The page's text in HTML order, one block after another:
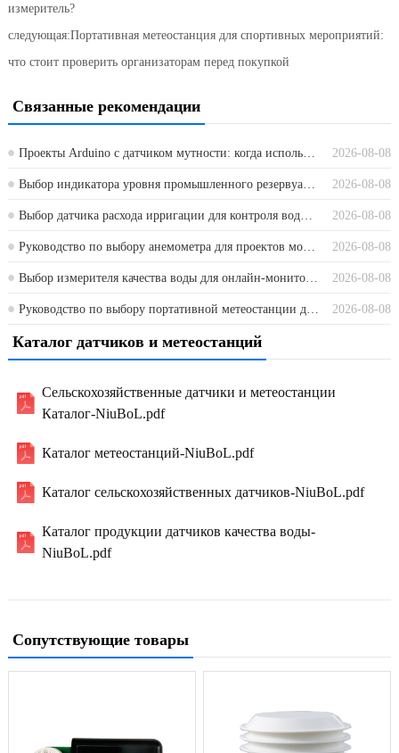
измеритель?
следующая:Портативная метеостанция для спортивных мероприятий:
что стоит проверить организаторам перед покупкой
Связанные рекомендации
2026-08-08
Проекты Arduino с датчиком мутности: когда использовать промышленный датчик RS485
2026-08-08
Выбор индикатора уровня промышленного резервуара для резервуаров с водой, химикатами и технологическими резервуарами
2026-08-08
Выбор датчика расхода ирригации для контроля воды в сельском хозяйстве и теплицах
2026-08-08
Руководство по выбору анемометра для проектов мониторинга промышленного ветра
2026-08-08
Выбор измерителя качества воды для онлайн-мониторинга и полевых проектов
2026-08-08
Руководство по выбору портативной метеостанции для полевых групп и подрядчиков
Каталог датчиков и метеостанций
Сельскохозяйственные датчики и метеостанции
Каталог-NiuBoL.pdf
Каталог метеостанций-NiuBoL.pdf
Каталог сельскохозяйственных датчиков-NiuBoL.pdf
Каталог продукции датчиков качества воды-
NiuBoL.pdf
Сопутствующие товары